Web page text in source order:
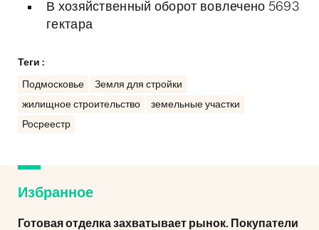
В хозяйственный оборот вовлечено 5693
гектара
Теги :
Подмосковье
Земля для стройки
жилищное строительство
земельные участки
Росреестр
Избранное
Готовая отделка захватывает рынок. Покупатели